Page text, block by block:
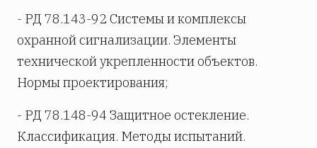
- РД 78.143-92 Системы и комплексы
охранной сигнализации. Элементы
технической укрепленности объектов.
Нормы проектирования;
- РД 78.148-94 Защитное остекление.
Классификация. Методы испытаний.